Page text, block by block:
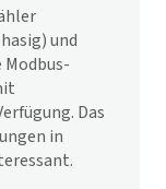
und
Das
in